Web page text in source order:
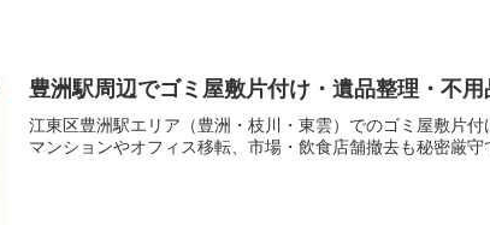
豊洲駅周辺でゴミ屋敷片付け・遺品整理・不
江東区豊洲駅エリア（豊洲・枝川・東雲）でのゴミ屋敷片
マンションやオフィス移転、市場・飲食店舗撤去も秘密厳